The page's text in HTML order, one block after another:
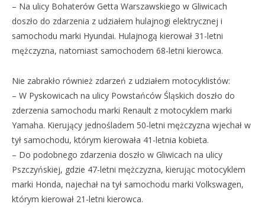
– Na ulicy Bohaterów Getta Warszawskiego w Gliwicach
doszło do zdarzenia z udziałem hulajnogi elektrycznej i
samochodu marki Hyundai. Hulajnogą kierował 31-letni
mężczyzna, natomiast samochodem 68-letni kierowca.
Nie zabrakło również zdarzeń z udziałem motocyklistów:
– W Pyskowicach na ulicy Powstańców Śląskich doszło do
zderzenia samochodu marki Renault z motocyklem marki
Yamaha. Kierujący jednośladem 50-letni mężczyzna wjechał w
tył samochodu, którym kierowała 41-letnia kobieta.
– Do podobnego zdarzenia doszło w Gliwicach na ulicy
Pszczyńskiej, gdzie 47-letni mężczyzna, kierując motocyklem
marki Honda, najechał na tył samochodu marki Volkswagen,
którym kierował 21-letni kierowca.